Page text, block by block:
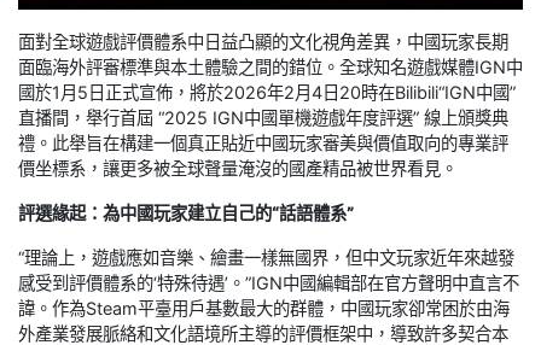
面對全球遊戲評價體系中日益凸顯的文化視角差異，中國玩家長期
面臨海外評審標準與本土體驗之間的錯位。全球知名遊戲媒體IGN中
國於1月5日正式宣佈，將於2026年2月4日20時在Bilibili“IGN中國”
直播間，舉行首屆 “2025 IGN中國單機遊戲年度評選” 線上頒獎典
禮。此舉旨在構建一個真正貼近中國玩家審美與價值取向的專業評
價坐標系，讓更多被全球聲量淹沒的國產精品被世界看見。
評選緣起：為中國玩家建立自己的“話語體系”
“理論上，遊戲應如音樂、繪畫一樣無國界，但中文玩家近年來越發
感受到評價體系的‘特殊待遇’。”IGN中國編輯部在官方聲明中直言不
諱。作為Steam平臺用戶基數最大的群體，中國玩家卻常困於由海
外產業發展脈絡和文化語境所主導的評價框架中，導致許多契合本